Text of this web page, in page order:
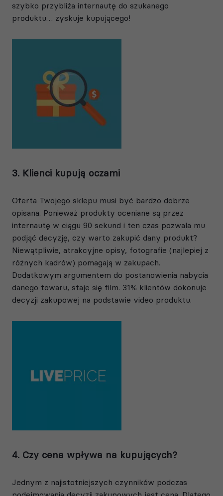
szybko przybliża internautę do szukanego
produktu… zyskuje kupującego!
3. Klienci kupują oczami
Oferta Twojego sklepu musi być bardzo dobrze
opisana. Ponieważ produkty oceniane są przez
internautę w ciągu 90 sekund i ten czas pozwala mu
podjąć decyzję, czy warto zakupić dany produkt?
Niewątpliwie, atrakcyjne opisy, fotografie (najlepiej z
różnych kadrów) pomagają w zakupach.
Dodatkowym argumentem do postanowienia nabycia
danego towaru, staje się film. 31% klientów dokonuje
decyzji zakupowej na podstawie video produktu.
4. Czy cena wpływa na kupujących?
Jednym z najistotniejszych czynników podczas